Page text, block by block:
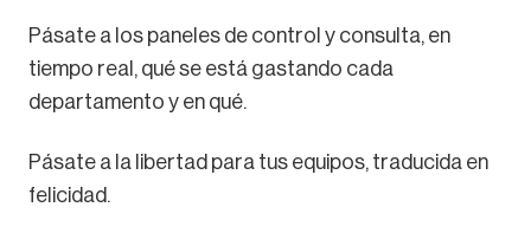
Pásate a los paneles de control y consulta, en
tiempo real, qué se está gastando cada
departamento y en qué.
Pásate a la libertad para tus equipos, traducida en
felicidad.